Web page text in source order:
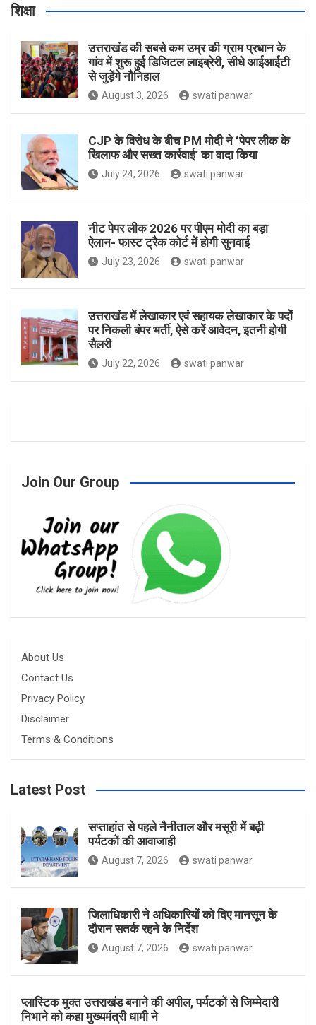
शिक्षा
उत्तराखंड की सबसे कम उम्र की ग्राम प्रधान के
गांव में शुरू हुई डिजिटल लाइब्रेरी, सीधे आईआईटी
से जुड़ेंगे नौनिहाल
August 3, 2026 swati panwar
CJP के विरोध के बीच PM मोदी ने ‘पेपर लीक के
खिलाफ और सख्त कार्रवाई’ का वादा किया
July 24, 2026 swati panwar
नीट पेपर लीक 2026 पर पीएम मोदी का बड़ा
ऐलान- फास्ट ट्रैक कोर्ट में होगी सुनवाई
July 23, 2026 swati panwar
उत्तराखंड में लेखाकार एवं सहायक लेखाकार के पदों
पर निकली बंपर भर्ती, ऐसे करें आवेदन, इतनी होगी
सैलरी
July 22, 2026 swati panwar
Join Our Group
About Us
Contact Us
Privacy Policy
Disclaimer
Terms & Conditions
Latest Post
सप्ताहांत से पहले नैनीताल और मसूरी में बढ़ी
पर्यटकों की आवाजाही
August 7, 2026 swati panwar
जिलाधिकारी ने अधिकारियों को दिए मानसून के
दौरान सतर्क रहने के निर्देश
August 7, 2026 swati panwar
प्लास्टिक मुक्त उत्तराखंड बनाने की अपील, पर्यटकों से जिम्मेदारी
निभाने को कहा मुख्यमंत्री धामी ने